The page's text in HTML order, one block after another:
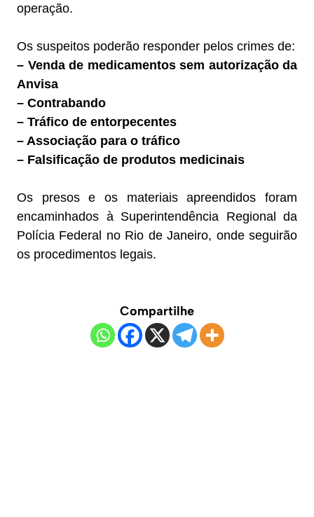
operação.
Os suspeitos poderão responder pelos crimes de:
– Venda de medicamentos sem autorização da
Anvisa
– Contrabando
– Tráfico de entorpecentes
– Associação para o tráfico
– Falsificação de produtos medicinais
Os presos e os materiais apreendidos foram
encaminhados à Superintendência Regional da
Polícia Federal no Rio de Janeiro, onde seguirão
os procedimentos legais.
Compartilhe